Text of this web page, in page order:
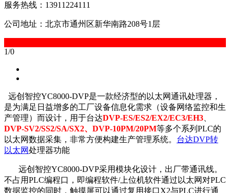
服务热线：13911224111
公司地址：北京市通州区新华南路208号1层
1/0
远创智控YC8000-DVP是一款经济型的以太网通讯处理器，
是为满足日益增多的工厂设备信息化需求（设备网络监控和生
产管理）而设计，用于台达DVP-ES/ES2/EX2/EC3/EH3、
DVP-SV2/SS2/SA/SX2、DVP-10PM/20PM等多个系列PLC的
以太网数据采集，非常方便构建生产管理系统。 台达DVP转
以太网处理器功能
远创智控YC8000-DVP采用模块化设计，出厂带通讯线。
不占用PLC编程口，即编程软件/上位机软件通过以太网对PLC
数据监控的同时，触摸屏可以通过复用接口X2与PLC进行通